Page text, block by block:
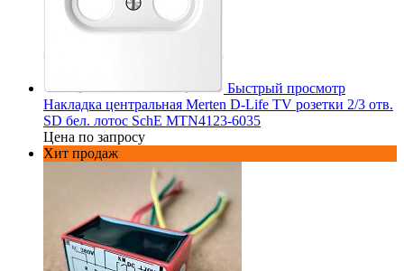
Быстрый просмотр
Накладка центральная Merten D-Life TV розетки 2/3 отв.
SD бел. лотос SchE MTN4123-6035
Цена по запросу
Хит продаж